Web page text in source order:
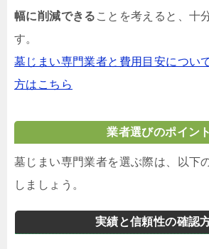
幅に削減できる ことを考えると、十
す。
墓じまい専門業者と費用目安につい
方はこちら
業者選びのポイント
墓じまい専門業者を選ぶ際は、以下
しましょう。
実績と信頼性の確認